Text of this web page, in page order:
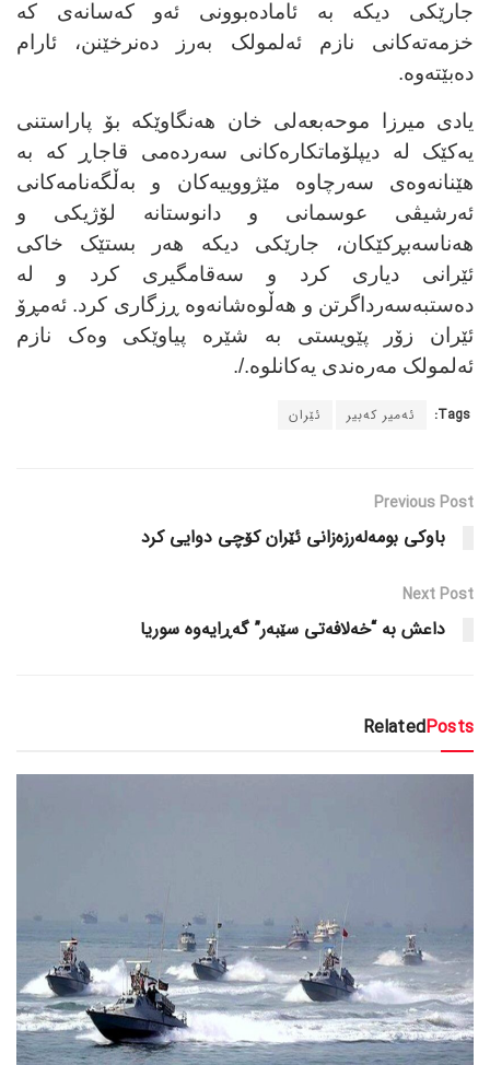
جارێکی دیکە بە ئامادەبوونی ئەو کەسانەی کە
خزمەتەکانی نازم ئەلمولک بەرز دەنرخێنن، ئارام
دەبێتەوە.
یادی میرزا موحەبعەلی خان هەنگاوێکە بۆ پاراستنی
یەکێک لە دیپلۆماتکارەکانی سەردەمی قاجاڕ کە بە
هێنانەوەی سەرچاوە مێژووییەکان و بەڵگەنامەکانی
ئەرشیڤی عوسمانی و دانوستانە لۆژیکی و
هەناسەبڕکێکان، جارێکی دیکە هەر بستێک خاکی
ئێرانی دیاری کرد و سەقامگیری کرد و لە
دەستبەسەرداگرتن و هەڵوەشانەوە ڕزگاری کرد. ئەمڕۆ
ئێران زۆر پێویستی بە شێرە پیاوێکی وەک نازم
ئەلمولک مەرەندی یەکانلوە./.
Tags: ئەمیر کەبیر ئێران
Previous Post
باوکی بومەلەرزەزانی ئێران کۆچی دوایی کرد
Next Post
داعش بە “خەلافەتی سێبەر” گەڕایەوە سوریا
RelatedPosts